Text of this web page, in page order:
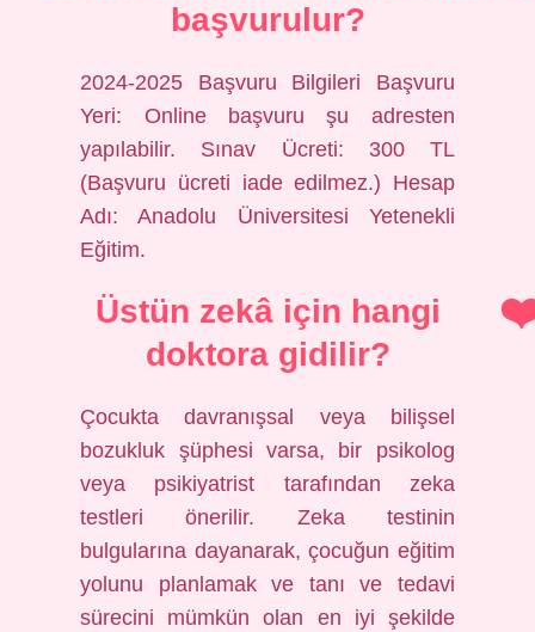
başvurulur?
2024-2025 Başvuru Bilgileri Başvuru
Yeri: Online başvuru şu adresten
yapılabilir. Sınav Ücreti: 300 TL
(Başvuru ücreti iade edilmez.) Hesap
Adı: Anadolu Üniversitesi Yetenekli
Eğitim.
Üstün zekâ için hangi
doktora gidilir?
Çocukta davranışsal veya bilişsel
bozukluk şüphesi varsa, bir psikolog
veya psikiyatrist tarafından zeka
testleri önerilir. Zeka testinin
bulgularına dayanarak, çocuğun eğitim
yolunu planlamak ve tanı ve tedavi
sürecini mümkün olan en iyi şekilde